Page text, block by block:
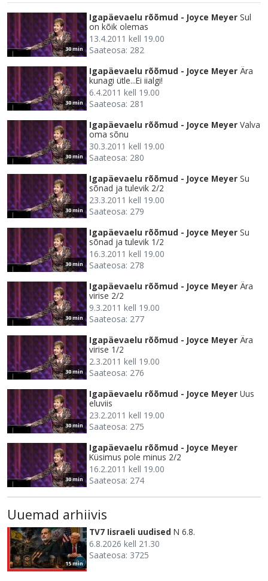
30 min
Igapäevaelu rõõmud - Joyce Meyer Sul
on kõik olemas
13.4.2011 kell 19.00
Saateosa: 282
30 min
Igapäevaelu rõõmud - Joyce Meyer Ära
kunagi ütle...Ei iialgi!
6.4.2011 kell 19.00
Saateosa: 281
30 min
Igapäevaelu rõõmud - Joyce Meyer Valva
oma sõnu
30.3.2011 kell 19.00
Saateosa: 280
30 min
Igapäevaelu rõõmud - Joyce Meyer Su
sõnad ja tulevik 2/2
23.3.2011 kell 19.00
Saateosa: 279
30 min
Igapäevaelu rõõmud - Joyce Meyer Su
sõnad ja tulevik 1/2
16.3.2011 kell 19.00
Saateosa: 278
30 min
Igapäevaelu rõõmud - Joyce Meyer Ära
virise 2/2
9.3.2011 kell 19.00
Saateosa: 277
30 min
Igapäevaelu rõõmud - Joyce Meyer Ära
virise 1/2
2.3.2011 kell 19.00
Saateosa: 276
30 min
Igapäevaelu rõõmud - Joyce Meyer Uus
eluviis
23.2.2011 kell 19.00
Saateosa: 275
30 min
Igapäevaelu rõõmud - Joyce Meyer
Küsimus pole minus 2/2
16.2.2011 kell 19.00
Saateosa: 274
Uuemad arhiivis
15 min
TV7 Iisraeli uudised N 6.8.
6.8.2026 kell 21.30
Saateosa: 3725